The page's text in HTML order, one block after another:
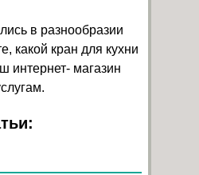
в разнообразии
какой кран для кухни
интернет- магазин